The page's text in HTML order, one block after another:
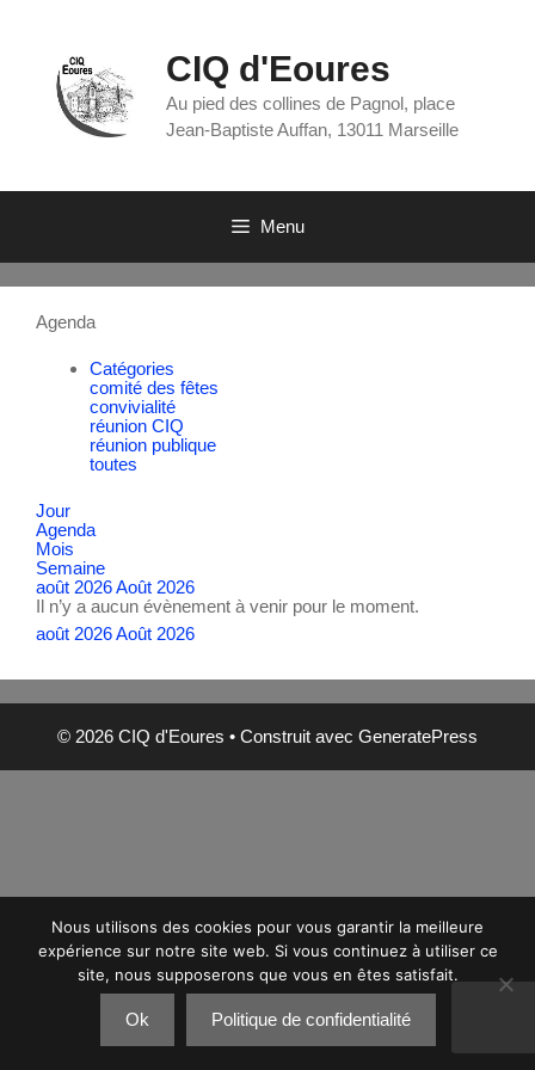
CIQ d'Eoures
Au pied des collines de Pagnol, place
Jean-Baptiste Auffan, 13011 Marseille
Menu
Agenda
Catégories
comité des fêtes
convivialité
réunion CIQ
réunion publique
toutes
Jour
Agenda
Mois
Semaine
août 2026Août 2026
Il n’y a aucun évènement à venir pour le moment.
août 2026Août 2026
© 2026 CIQ d'Eoures • Construit avec GeneratePress
Nous utilisons des cookies pour vous garantir la meilleure
expérience sur notre site web. Si vous continuez à utiliser ce
site, nous supposerons que vous en êtes satisfait.
Ok Politique de confidentialité